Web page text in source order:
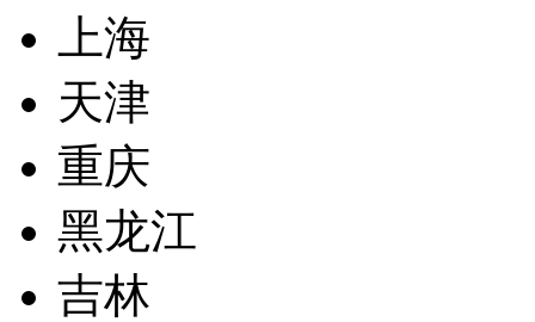
上海
天津
重庆
黑龙江
吉林